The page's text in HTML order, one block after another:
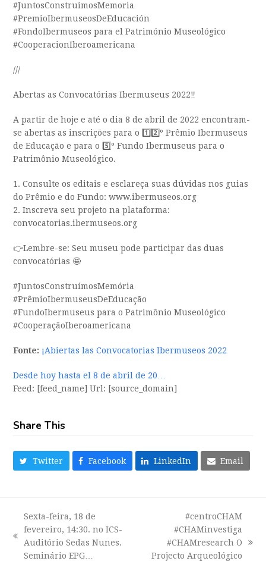
#JuntosConstruimosMemoria
#PremioIbermuseosDeEducación
#FondoIbermuseos para el Património Museológico
#CooperacionIberoamericana
///
Abertas as Convocatórias Ibermuseus 2022‼️
A partir de hoje e até o dia 8 de abril de 2022 encontram-
se abertas as inscrições para o 1️⃣2️⃣º Prêmio Ibermuseus
de Educação e para o 5️⃣º Fundo Ibermuseus para o
Patrimônio Museológico.
1. Consulte os editais e esclareça suas dúvidas nos guias
do Prêmio e do Fundo: www.ibermuseos.org
2. Inscreva seu projeto na plataforma:
convocatorias.ibermuseos.org
👉Lembre-se: Seu museu pode participar das duas
convocatórias 🤩
#JuntosConstruímosMemória
#PrêmioIbermuseusDeEducação
#FundoIbermuseus para o Patrimônio Museológico
#CooperaçãoIberoamericana
Fonte: ¡Abiertas las Convocatorias Ibermuseos 2022
Desde hoy hasta el 8 de abril de 20…
Feed: [feed_name] Url: [source_domain]
Share This
Twitter Facebook LinkedIn Email
previous
post:
Sexta-feira, 18 de
fevereiro, 14:30. no ICS-
Auditório Sedas Nunes.
Seminário EPG…
#centroCHAM
#CHAMinvestiga
#CHAMresearch O
Projecto Arqueológico